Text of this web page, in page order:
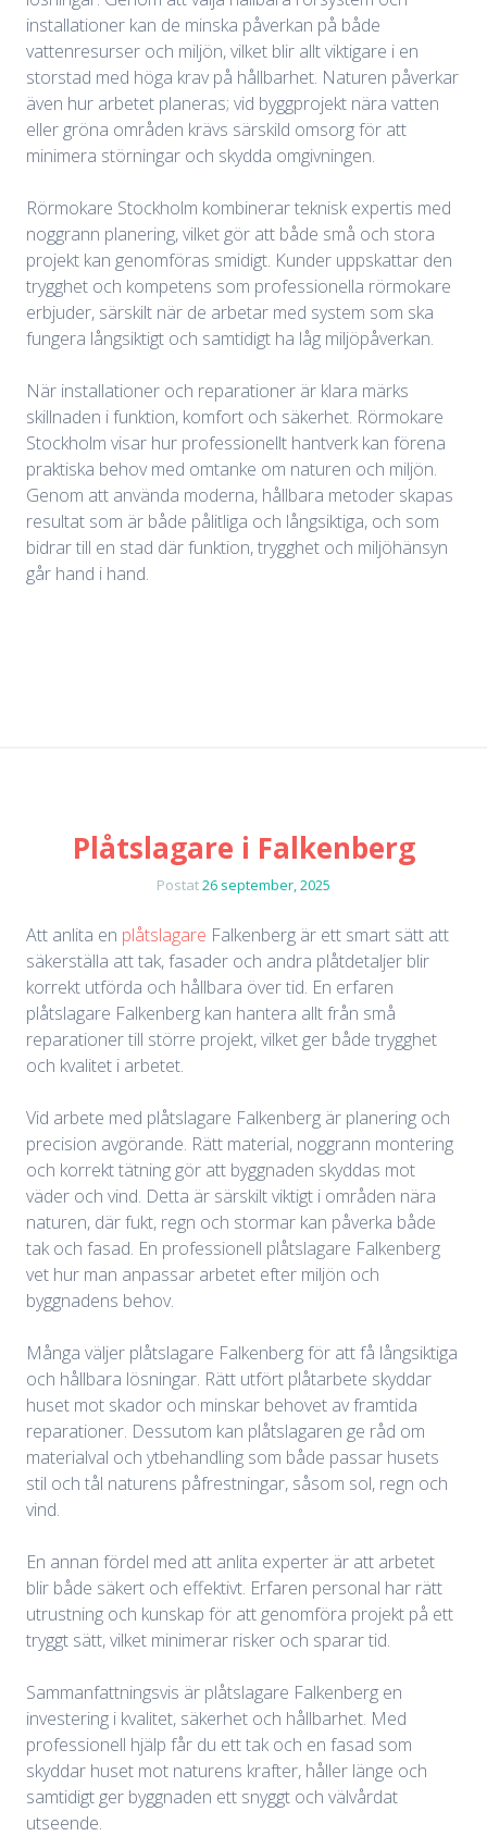
installationer kan de minska påverkan på både
vattenresurser och miljön, vilket blir allt viktigare i en
storstad med höga krav på hållbarhet. Naturen påverkar
även hur arbetet planeras; vid byggprojekt nära vatten
eller gröna områden krävs särskild omsorg för att
minimera störningar och skydda omgivningen.
Rörmokare Stockholm kombinerar teknisk expertis med
noggrann planering, vilket gör att både små och stora
projekt kan genomföras smidigt. Kunder uppskattar den
trygghet och kompetens som professionella rörmokare
erbjuder, särskilt när de arbetar med system som ska
fungera långsiktigt och samtidigt ha låg miljöpåverkan.
När installationer och reparationer är klara märks
skillnaden i funktion, komfort och säkerhet. Rörmokare
Stockholm visar hur professionellt hantverk kan förena
praktiska behov med omtanke om naturen och miljön.
Genom att använda moderna, hållbara metoder skapas
resultat som är både pålitliga och långsiktiga, och som
bidrar till en stad där funktion, trygghet och miljöhänsyn
går hand i hand.
Plåtslagare i Falkenberg
Postat26 september, 2025
Att anlita en plåtslagare Falkenberg är ett smart sätt att
säkerställa att tak, fasader och andra plåtdetaljer blir
korrekt utförda och hållbara över tid. En erfaren
plåtslagare Falkenberg kan hantera allt från små
reparationer till större projekt, vilket ger både trygghet
och kvalitet i arbetet.
Vid arbete med plåtslagare Falkenberg är planering och
precision avgörande. Rätt material, noggrann montering
och korrekt tätning gör att byggnaden skyddas mot
väder och vind. Detta är särskilt viktigt i områden nära
naturen, där fukt, regn och stormar kan påverka både
tak och fasad. En professionell plåtslagare Falkenberg
vet hur man anpassar arbetet efter miljön och
byggnadens behov.
Många väljer plåtslagare Falkenberg för att få långsiktiga
och hållbara lösningar. Rätt utfört plåtarbete skyddar
huset mot skador och minskar behovet av framtida
reparationer. Dessutom kan plåtslagaren ge råd om
materialval och ytbehandling som både passar husets
stil och tål naturens påfrestningar, såsom sol, regn och
vind.
En annan fördel med att anlita experter är att arbetet
blir både säkert och effektivt. Erfaren personal har rätt
utrustning och kunskap för att genomföra projekt på ett
tryggt sätt, vilket minimerar risker och sparar tid.
Sammanfattningsvis är plåtslagare Falkenberg en
investering i kvalitet, säkerhet och hållbarhet. Med
professionell hjälp får du ett tak och en fasad som
skyddar huset mot naturens krafter, håller länge och
samtidigt ger byggnaden ett snyggt och välvårdat
utseende.